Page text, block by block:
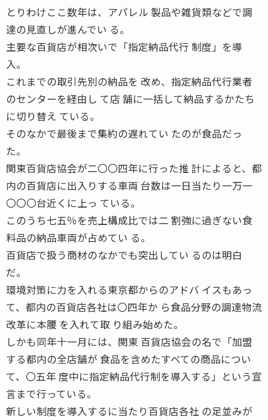
とりわけここ数年は、アパレル 製品や雑貨類などで調
達の見直しが進んでい る。
主要な百貨店が相次いで「指定納品代行 制度」を導
入。
これまでの取引先別の納品を 改め、指定納品代行業者
のセンターを経由し て店 舗に一括して納品するかたち
に切り替え ている。
そのなかで最後まで集約の遅れてい たのが食品だっ
た。
関東百貨店協会が二〇〇四年に行った推 計によると、都
内の百貨店に出入りする車両 台数は一日当たり一万一
〇〇〇台近くに上っ ている。
このうち七五％を売上構成比では二 割強に過ぎない食
料品の納品車両が占めてい る。
百貨店で扱う商材のなかでも突出してい るのは明白
だ。
環境対策に力を入れる東京都からのアドバ イスもあっ
て、都内の百貨店各社は〇四年か ら食品分野の調達物流
改革に本腰 を入れて取 り組み始めた。
しかも同年十一月には、関東 百貨店協会の名で「加盟
する都内の全店舗が 食品を含めたすべての商品につい
て、〇五年 度中に指定納品代行制を導入する」という宣
言まで行っている。
新しい制度を導入するに当たり百貨店各社 の足並みが